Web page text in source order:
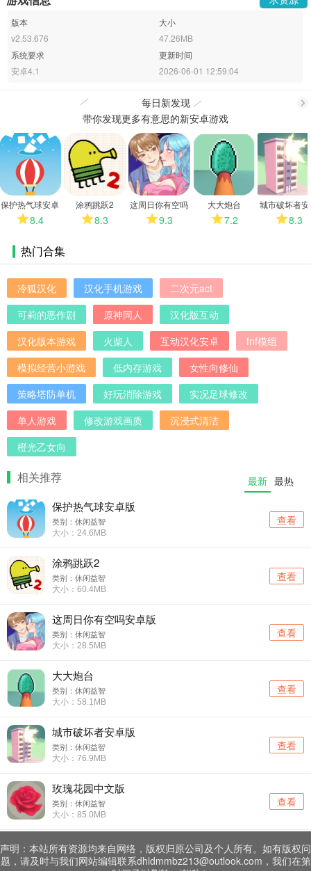
版本
v2.53.676
大小
47.26MB
系统要求
安卓4.1
更新时间
2026-06-01 12:59:04
每日新发现
更
多
带你发现更多有意思的新安卓游戏
保护热气球安卓
版8.4
涂鸦跳跃2
8.3
这周日你有空吗
安卓版
9.3
大大炮台
7.2
城市破坏者
版8.3
热门合集
冷狐汉化 汉化手机游戏
二次元act
可莉的恶作剧
原神同人
汉化版互动
汉化版本游戏
火柴人 互动汉化安卓
fnf模组
模拟经营小游戏
低内存游戏
女性向修仙
策略塔防单机
好玩消除游戏
实况足球修改
单人游戏
修改游戏画质
沉浸式清洁
橙光乙女向
相关推荐 最新 最热
保护热气球安卓版
类别：休闲益智
大小：24.6MB
查看
涂鸦跳跃2
类别：休闲益智
大小：60.4MB
查看
这周日你有空吗安卓版
类别：休闲益智
大小：28.5MB
查看
大大炮台
类别：休闲益智
大小：58.1MB
查看
城市破坏者安卓版
类别：休闲益智
大小：76.9MB
查看
玫瑰花园中文版
类别：休闲益智
大小：85.0MB
查看
声明：本站所有资源均来自网络，版权归原公司及个人所有。如有版权问
题，请及时与我们网站编辑联系dhldmmbz213@outlook.com，我们在第